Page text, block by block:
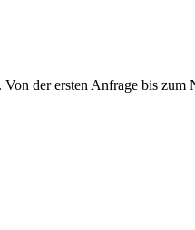
der ersten Anfrage bis